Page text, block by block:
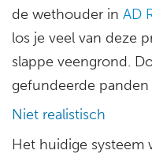
de wethouder in AD
los je veel van deze
slappe veengrond.
gefundeerde
Niet realistisch
Het huidige systeem